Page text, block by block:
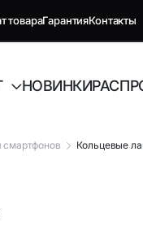
товараГарантияКонтакты
НОВИНКИ
смартфонов Кольцевые